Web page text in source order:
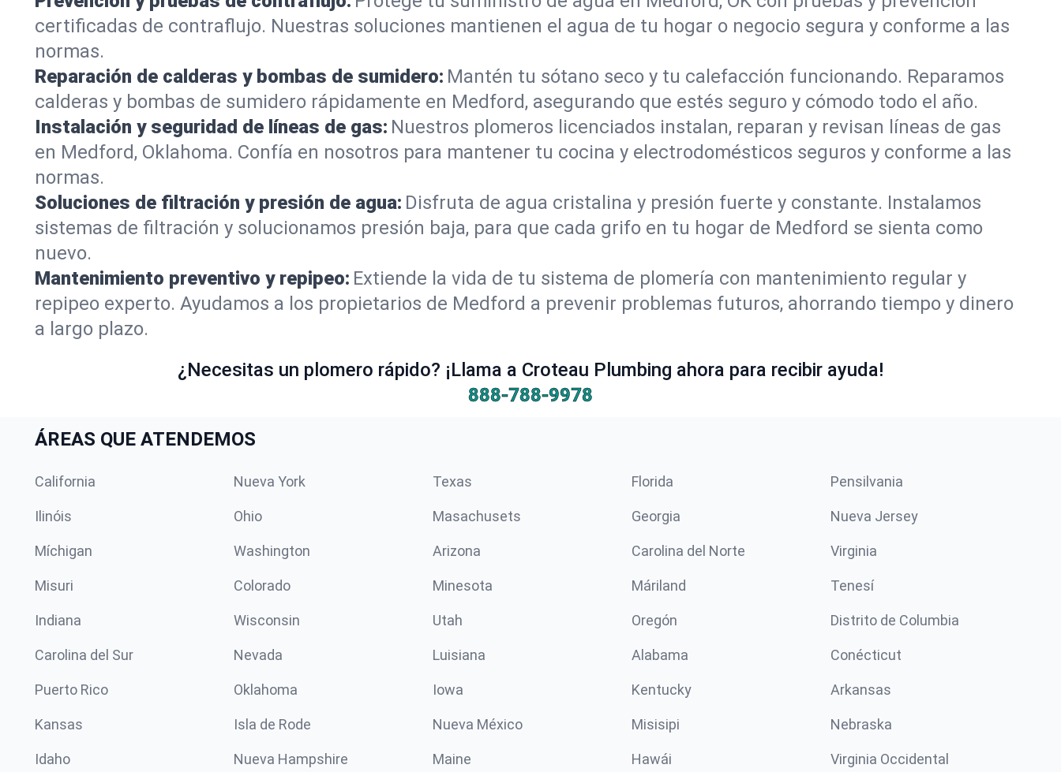
certificadas de contraflujo. Nuestras soluciones mantienen el agua de tu hogar o negocio segura y conforme a las
normas.
Reparación de calderas y bombas de sumidero: Mantén tu sótano seco y tu calefacción funcionando. Reparamos
calderas y bombas de sumidero rápidamente en Medford, asegurando que estés seguro y cómodo todo el año.
Instalación y seguridad de líneas de gas: Nuestros plomeros licenciados instalan, reparan y revisan líneas de gas
en Medford, Oklahoma. Confía en nosotros para mantener tu cocina y electrodomésticos seguros y conforme a las
normas.
Soluciones de filtración y presión de agua: Disfruta de agua cristalina y presión fuerte y constante. Instalamos
sistemas de filtración y solucionamos presión baja, para que cada grifo en tu hogar de Medford se sienta como
nuevo.
Mantenimiento preventivo y repipeo: Extiende la vida de tu sistema de plomería con mantenimiento regular y
repipeo experto. Ayudamos a los propietarios de Medford a prevenir problemas futuros, ahorrando tiempo y dinero
a largo plazo.
¿Necesitas un plomero rápido? ¡Llama a Croteau Plumbing ahora para recibir ayuda!
888-788-9978
ÁREAS QUE ATENDEMOS
California Nueva York Texas Florida Pensilvania
Ilinóis Ohio Masachusets Georgia Nueva Jersey
Míchigan Washington Arizona Carolina del Norte Virginia
Misuri Colorado Minesota Máriland Tenesí
Indiana Wisconsin Utah Oregón Distrito de Columbia
Carolina del Sur Nevada Luisiana Alabama Conécticut
Puerto Rico Oklahoma Iowa Kentucky Arkansas
Kansas Isla de Rode Nueva México Misisipi Nebraska
Idaho Nueva Hampshire Maine Hawái Virginia Occidental